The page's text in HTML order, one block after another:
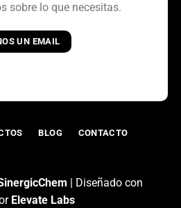
sobre lo que necesitas.
UN EMAIL
BLOG CONTACTO
| Diseñado con
Elevate Labs